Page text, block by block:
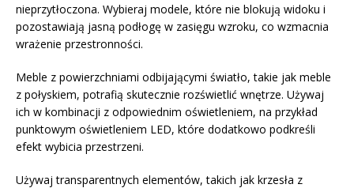
nieprzytłoczona. Wybieraj modele, które nie blokują widoku i
pozostawiają jasną podłogę w zasięgu wzroku, co wzmacnia
wrażenie przestronności.
Meble z powierzchniami odbijającymi światło, takie jak meble
z połyskiem, potrafią skutecznie rozświetlić wnętrze. Używaj
ich w kombinacji z odpowiednim oświetleniem, na przykład
punktowym oświetleniem LED, które dodatkowo podkreśli
efekt wybicia przestrzeni.
Używaj transparentnych elementów, takich jak krzesła z